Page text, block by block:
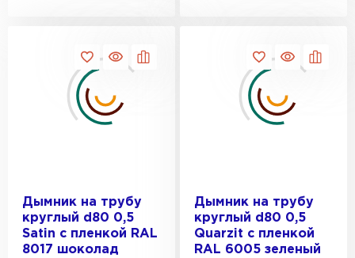
Дымник на трубу
круглый d80 0,5
Satin с пленкой RAL
8017 шоколад
Дымник на трубу
круглый d80 0,5
Quarzit с пленкой
RAL 6005 зеленый